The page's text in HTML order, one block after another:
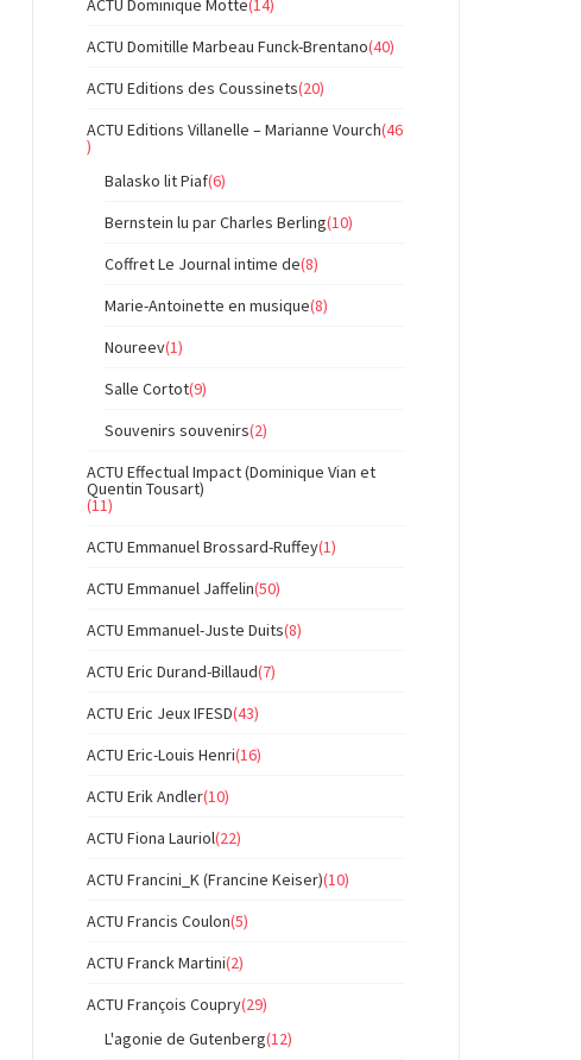
ACTU Dominique Motte(14)
ACTU Domitille Marbeau Funck-Brentano(40)
ACTU Editions des Coussinets(20)
ACTU Editions Villanelle – Marianne Vourch(46
)
Balasko lit Piaf(6)
Bernstein lu par Charles Berling(10)
Coffret Le Journal intime de(8)
Marie-Antoinette en musique(8)
Noureev(1)
Salle Cortot(9)
Souvenirs souvenirs(2)
ACTU Effectual Impact (Dominique Vian et
Quentin Tousart)
(11)
ACTU Emmanuel Brossard-Ruffey(1)
ACTU Emmanuel Jaffelin(50)
ACTU Emmanuel-Juste Duits(8)
ACTU Eric Durand-Billaud(7)
ACTU Eric Jeux IFESD(43)
ACTU Eric-Louis Henri(16)
ACTU Erik Andler(10)
ACTU Fiona Lauriol(22)
ACTU Francini_K (Francine Keiser)(10)
ACTU Francis Coulon(5)
ACTU Franck Martini(2)
ACTU François Coupry(29)
L'agonie de Gutenberg(12)